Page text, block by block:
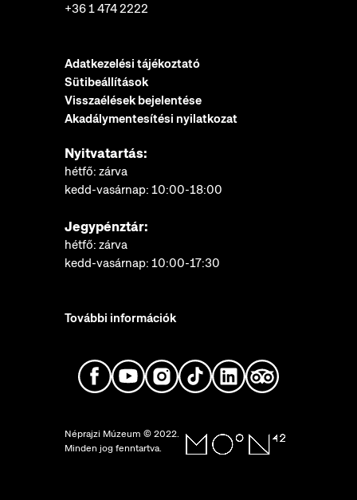
+36 1 474 2222
Adatkezelési tájékoztató
Sütibeállítások
Visszaélések bejelentése
Akadálymentesítési nyilatkozat
Nyitvatartás:
hétfő: zárva
kedd-vasárnap: 10:00-18:00
Jegypénztár:
hétfő: zárva
kedd-vasárnap: 10:00-17:30
További információk
Néprajzi Múzeum © 2022.
Minden jog fenntartva.